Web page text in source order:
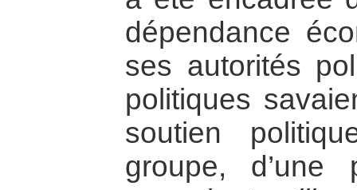
dépendance
ses autorités
politiques
soutien
groupe, d’une